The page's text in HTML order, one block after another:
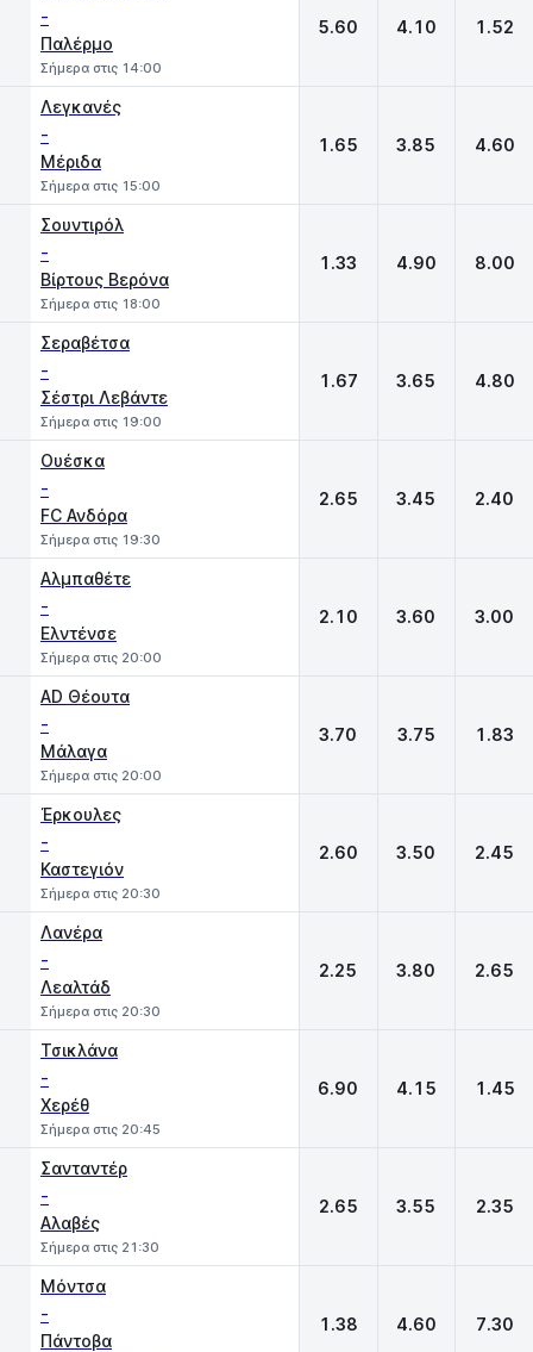
-
Παλέρμο
Σήμερα στις 14:00
5.60 4.10 1.52
Λεγκανές
-
Μέριδα
Σήμερα στις 15:00
1.65 3.85 4.60
Σουντιρόλ
-
Βίρτους Βερόνα
Σήμερα στις 18:00
1.33 4.90 8.00
Σεραβέτσα
-
Σέστρι Λεβάντε
Σήμερα στις 19:00
1.67 3.65 4.80
Ουέσκα
-
FC Ανδόρα
Σήμερα στις 19:30
2.65 3.45 2.40
Αλμπαθέτε
-
Ελντένσε
Σήμερα στις 20:00
2.10 3.60 3.00
AD Θέουτα
-
Μάλαγα
Σήμερα στις 20:00
3.70 3.75 1.83
Έρκουλες
-
Καστεγιόν
Σήμερα στις 20:30
2.60 3.50 2.45
Λανέρα
-
Λεαλτάδ
Σήμερα στις 20:30
2.25 3.80 2.65
Τσικλάνα
-
Χερέθ
Σήμερα στις 20:45
6.90 4.15 1.45
Σανταντέρ
-
Αλαβές
Σήμερα στις 21:30
2.65 3.55 2.35
Μόντσα
-
Πάντοβα
1.38 4.60 7.30